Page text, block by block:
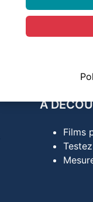
A
Films